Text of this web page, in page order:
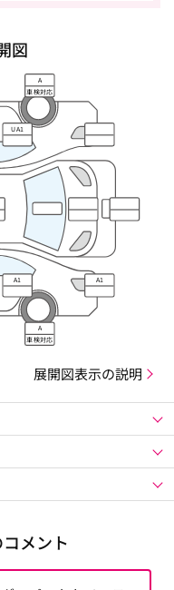
図
A
車検対応
UA1
A1 A1
A
車検対応
展開図表示の説明
メント